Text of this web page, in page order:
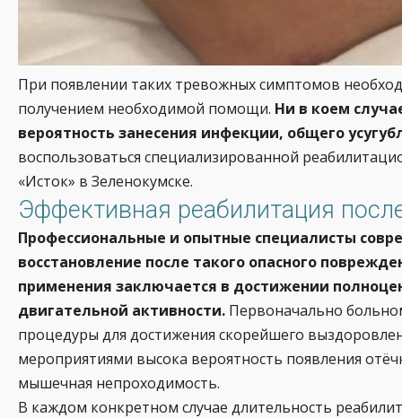
При появлении таких тревожных симптомов
получением необходимой помощи. Ни в коем
вероятность занесения инфекции, общего
воспользоваться специализированной
«Исток» в Зеленокумске.
Эффективная реабилитация
Профессиональные и опытные специалисты
восстановление после такого опасного
применения заключается в достижении
двигательной активности. Первоначально
процедуры для достижения скорейшего
мероприятиями высока вероятность появления
мышечная непроходимость.
В каждом конкретном случае длительность